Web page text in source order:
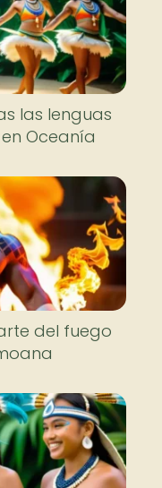
las lenguas
Oceanía
del fuego